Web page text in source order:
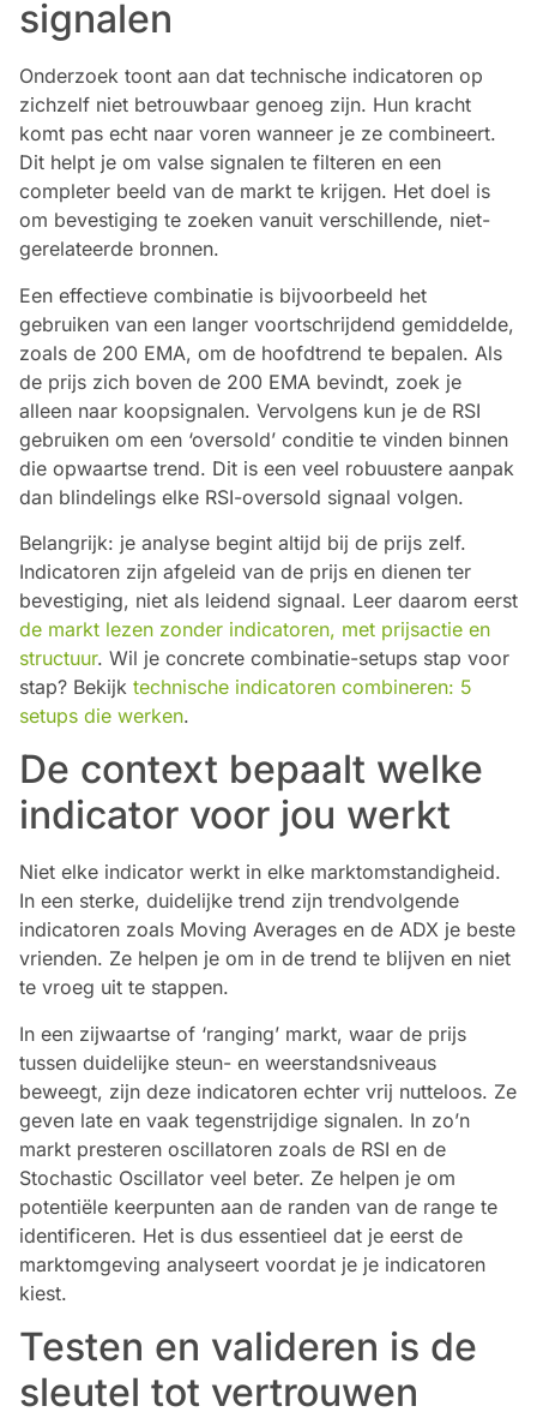
signalen
Onderzoek toont aan dat technische indicatoren op
zichzelf niet betrouwbaar genoeg zijn. Hun kracht
komt pas echt naar voren wanneer je ze combineert.
Dit helpt je om valse signalen te filteren en een
completer beeld van de markt te krijgen. Het doel is
om bevestiging te zoeken vanuit verschillende, niet-
gerelateerde bronnen.
Een effectieve combinatie is bijvoorbeeld het
gebruiken van een langer voortschrijdend gemiddelde,
zoals de 200 EMA, om de hoofdtrend te bepalen. Als
de prijs zich boven de 200 EMA bevindt, zoek je
alleen naar koopsignalen. Vervolgens kun je de RSI
gebruiken om een ‘oversold’ conditie te vinden binnen
die opwaartse trend. Dit is een veel robuustere aanpak
dan blindelings elke RSI-oversold signaal volgen.
Belangrijk: je analyse begint altijd bij de prijs zelf.
Indicatoren zijn afgeleid van de prijs en dienen ter
bevestiging, niet als leidend signaal. Leer daarom eerst
de markt lezen zonder indicatoren, met prijsactie en
structuur. Wil je concrete combinatie-setups stap voor
stap? Bekijk technische indicatoren combineren: 5
setups die werken.
De context bepaalt welke
indicator voor jou werkt
Niet elke indicator werkt in elke marktomstandigheid.
In een sterke, duidelijke trend zijn trendvolgende
indicatoren zoals Moving Averages en de ADX je beste
vrienden. Ze helpen je om in de trend te blijven en niet
te vroeg uit te stappen.
In een zijwaartse of ‘ranging’ markt, waar de prijs
tussen duidelijke steun- en weerstandsniveaus
beweegt, zijn deze indicatoren echter vrij nutteloos. Ze
geven late en vaak tegenstrijdige signalen. In zo’n
markt presteren oscillatoren zoals de RSI en de
Stochastic Oscillator veel beter. Ze helpen je om
potentiële keerpunten aan de randen van de range te
identificeren. Het is dus essentieel dat je eerst de
marktomgeving analyseert voordat je je indicatoren
kiest.
Testen en valideren is de
sleutel tot vertrouwen